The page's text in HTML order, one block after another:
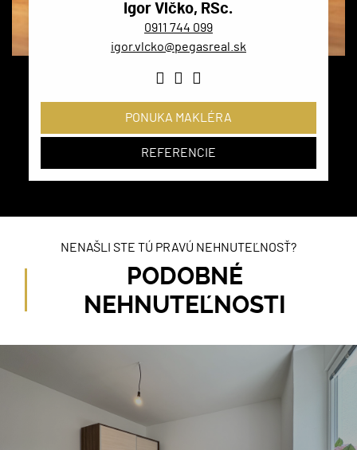
Igor Vlčko, RSc.
0911 744 099
igor.vlcko@pegasreal.sk
PONUKA MAKLÉRA
REFERENCIE
NENAŠLI STE TÚ PRAVÚ NEHNUTEĽNOSŤ?
PODOBNÉ
NEHNUTEĽNOSTI